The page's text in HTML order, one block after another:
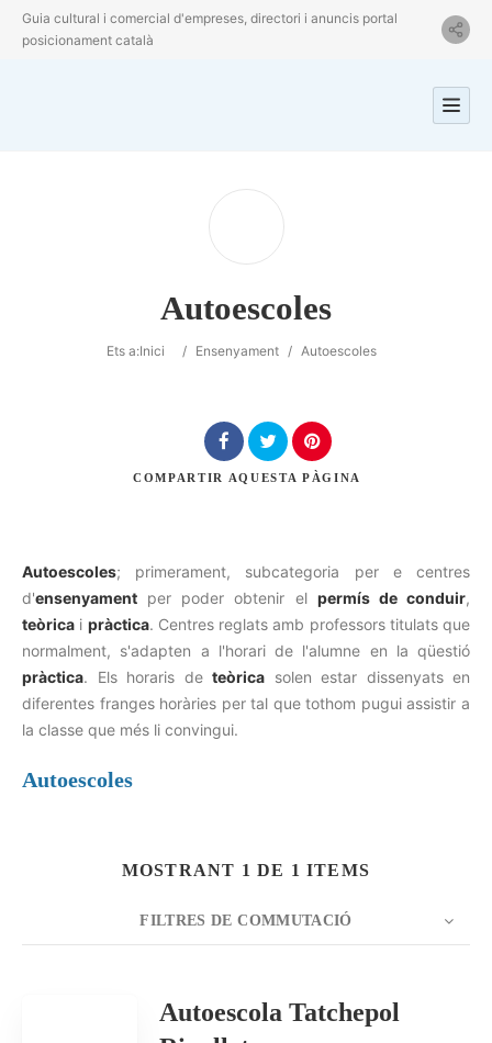
Guia cultural i comercial d'empreses, directori i anuncis portal
posicionament català
Autoescoles
Ets a:Inici / Ensenyament / Autoescoles
COMPARTIR AQUESTA PÀGINA
Autoescoles; primerament, subcategoria per e centres
d'ensenyament per poder obtenir el permís de conduir,
teòrica i pràctica. Centres reglats amb professors titulats que
normalment, s'adapten a l'horari de l'alumne en la qüestió
pràctica. Els horaris de teòrica solen estar dissenyats en
diferentes franges horàries per tal que tothom pugui assistir a
la classe que més li convingui.
Autoescoles
MOSTRANT 1 DE 1 ITEMS
FILTRES DE COMMUTACIÓ
Autoescola Tatchepol